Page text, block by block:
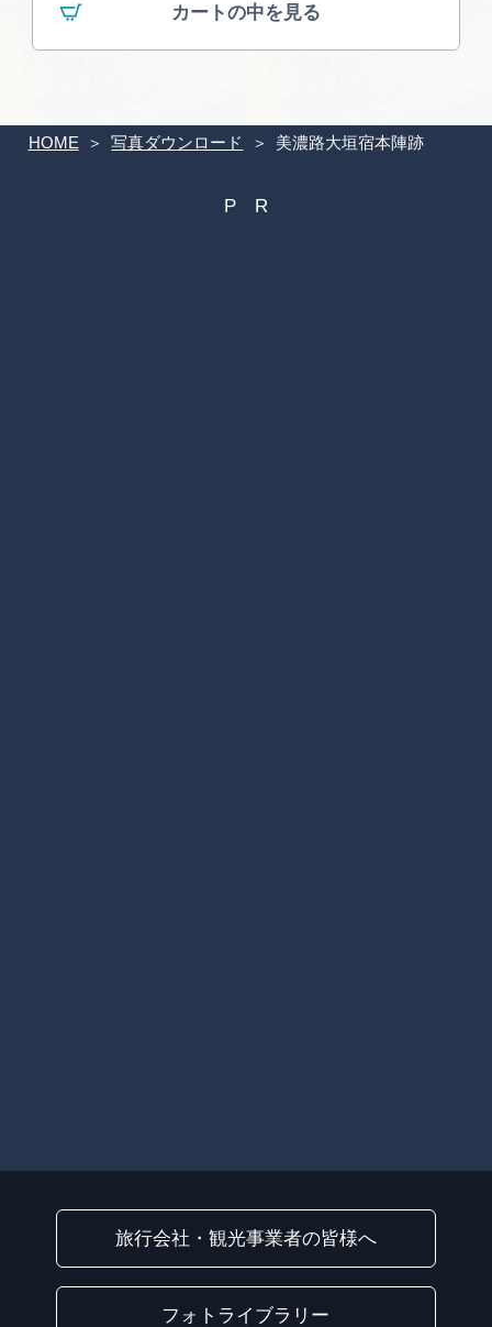
HOME 写真ダウンロード 美濃路大垣宿本陣跡
カートの中を見る
旅行会社・観光事業者の皆様へ
フォトライブラリー